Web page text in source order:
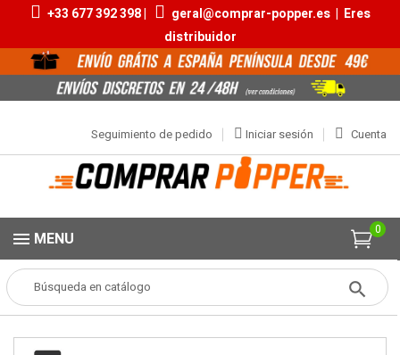
+33 677 392 398 | geral@comprar-popper.es| Eres
distribuidor
Cuenta
Iniciar sesión
Seguimiento de pedido
0
MENU
Popper Aromas Grandes